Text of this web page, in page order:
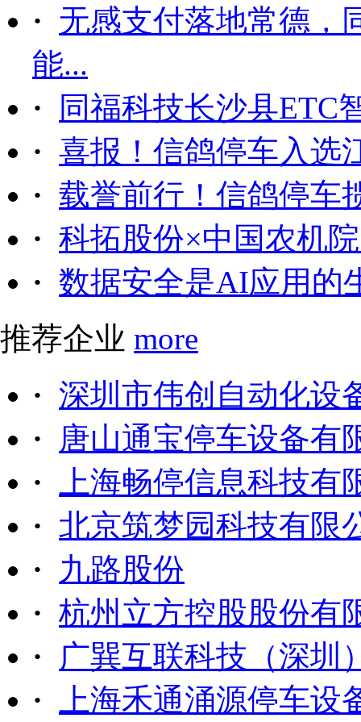
· 无感支付落地常德，
能...
·
同福科技长沙县ETC
· 喜报！信鸽停车入选
· 载誉前行！信鸽停车
· 科拓股份×中国农机
· 数据安全是AI应用的
推荐企业 more
· 深圳市伟创自动化设
·
唐山通宝停车设备有
·
上海畅停信息科技有
· 北京筑梦园科技有限
·
九路股份
· 杭州立方控股股份有
·
广巽互联科技（深圳
·
上海禾通涌源停车设